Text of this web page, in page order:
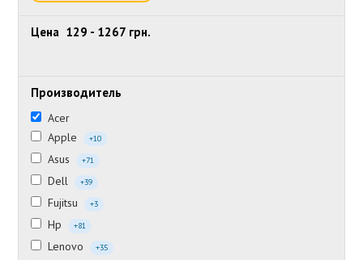
Цена 129 - 1267 грн.
Производитель
Acer
Apple
+10
Asus +71
Dell +39
Fujitsu +3
Hp +81
Lenovo +35